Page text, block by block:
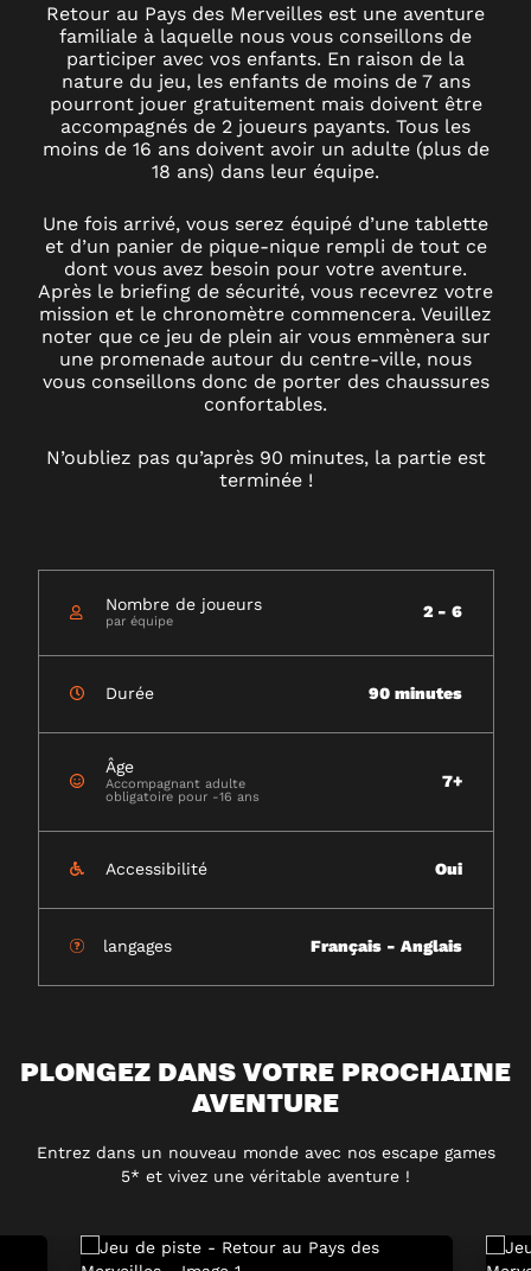
Retour au Pays des Merveilles est une aventure
familiale à laquelle nous vous conseillons de
participer avec vos enfants. En raison de la
nature du jeu, les enfants de moins de 7 ans
pourront jouer gratuitement mais doivent être
accompagnés de 2 joueurs payants. Tous les
moins de 16 ans doivent avoir un adulte (plus de
18 ans) dans leur équipe.
Une fois arrivé, vous serez équipé d’une tablette
et d’un panier de pique-nique rempli de tout ce
dont vous avez besoin pour votre aventure.
Après le briefing de sécurité, vous recevrez votre
mission et le chronomètre commencera. Veuillez
noter que ce jeu de plein air vous emmènera sur
une promenade autour du centre-ville, nous
vous conseillons donc de porter des chaussures
confortables.
N’oubliez pas qu’après 90 minutes, la partie est
terminée !
Nombre de joueurs
par équipe 2 - 6
Durée 90 minutes
Âge
Accompagnant adulte
obligatoire pour -16 ans
7+
Accessibilité Oui
langages Français - Anglais
PLONGEZ DANS VOTRE PROCHAINE
AVENTURE
Entrez dans un nouveau monde avec nos escape games
5* et vivez une véritable aventure !